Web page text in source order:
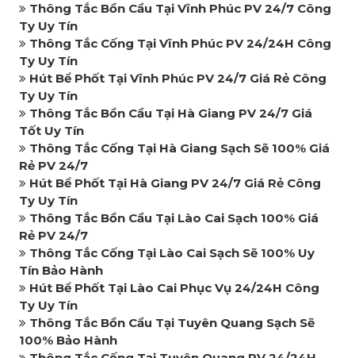
Thông Tắc Bồn Cầu Tại Vĩnh Phúc PV 24/7 Công
Ty Uy Tín
Thông Tắc Cống Tại Vĩnh Phúc PV 24/24H Công
Ty Uy Tín
Hút Bể Phốt Tại Vĩnh Phúc PV 24/7 Giá Rẻ Công
Ty Uy Tín
Thông Tắc Bồn Cầu Tại Hà Giang PV 24/7 Giá
Tốt Uy Tín
Thông Tắc Cống Tại Hà Giang Sạch Sẽ 100% Giá
Rẻ PV 24/7
Hút Bể Phốt Tại Hà Giang PV 24/7 Giá Rẻ Công
Ty Uy Tín
Thông Tắc Bồn Cầu Tại Lào Cai Sạch 100% Giá
Rẻ PV 24/7
Thông Tắc Cống Tại Lào Cai Sạch Sẽ 100% Uy
Tín Bảo Hành
Hút Bể Phốt Tại Lào Cai Phục Vụ 24/24H Công
Ty Uy Tín
Thông Tắc Bồn Cầu Tại Tuyên Quang Sạch Sẽ
100% Bảo Hành